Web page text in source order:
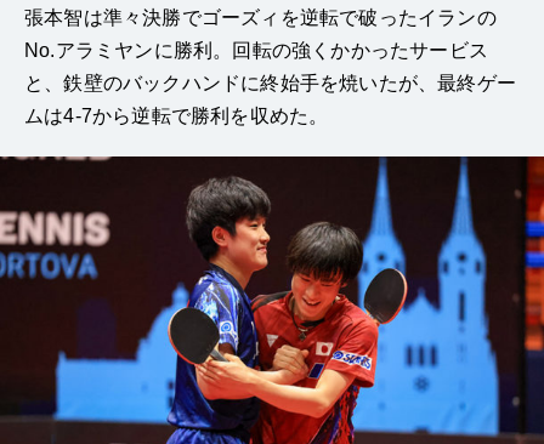
張本智は準々決勝でゴーズィを逆転で破ったイランの
No.アラミヤンに勝利。回転の強くかかったサービス
と、鉄壁のバックハンドに終始手を焼いたが、最終ゲー
ムは4-7から逆転で勝利を収めた。